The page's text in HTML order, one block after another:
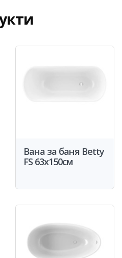
Вана за баня Betty
FS 63x150см